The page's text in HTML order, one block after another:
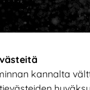
kannalta